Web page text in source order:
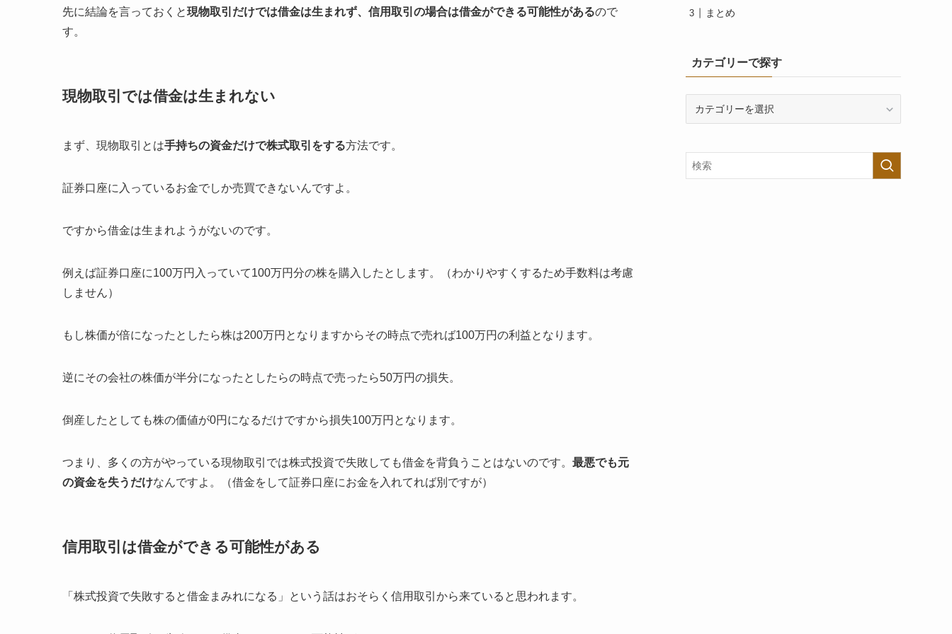
先に結論を言っておくと現物取引だけでは借金は生まれず、信用取引の場合は借金ができる可能性があるので
す。
現物取引では借金は生まれない
まず、現物取引とは手持ちの資金だけで株式取引をする方法です。
証券口座に入っているお金でしか売買できないんですよ。
ですから借金は生まれようがないのです。
例えば証券口座に100万円入っていて100万円分の株を購入したとします。（わかりやすくするため手数料は考慮
しません）
もし株価が倍になったとしたら株は200万円となりますからその時点で売れば100万円の利益となります。
逆にその会社の株価が半分になったとしたらの時点で売ったら50万円の損失。
倒産したとしても株の価値が0円になるだけですから損失100万円となります。
つまり、多くの方がやっている現物取引では株式投資で失敗しても借金を背負うことはないのです。 最悪でも元
の資金を失うだけなんですよ。（借金をして証券口座にお金を入れてれば別ですが）
信用取引は借金ができる可能性がある
「株式投資で失敗すると借金まみれになる」という話はおそらく信用取引から来ていると思われます。
まとめ
カテゴリーで探す
ー
で